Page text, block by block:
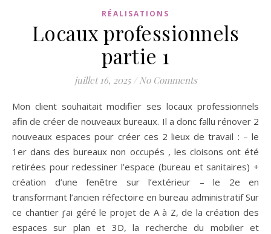
RÉALISATIONS
Locaux professionnels
partie 1
juillet 16, 2025 / No Comments
Mon client souhaitait modifier ses locaux professionnels
afin de créer de nouveaux bureaux. Il a donc fallu rénover 2
nouveaux espaces pour créer ces 2 lieux de travail : – le
1er dans des bureaux non occupés , les cloisons ont été
retirées pour redessiner l’espace (bureau et sanitaires) +
création d’une fenêtre sur l’extérieur – le 2e en
transformant l’ancien réfectoire en bureau administratif Sur
ce chantier j’ai géré le projet de A à Z, de la création des
espaces sur plan et 3D, la recherche du mobilier et